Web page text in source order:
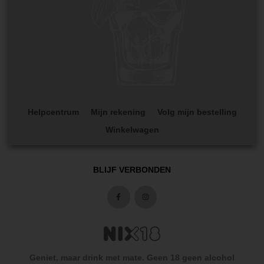
Helpcentrum Mijn rekening
Volg mijn bestelling
Winkelwagen
BLIJF VERBONDEN
Geniet, maar drink met mate. Geen 18 geen alcohol